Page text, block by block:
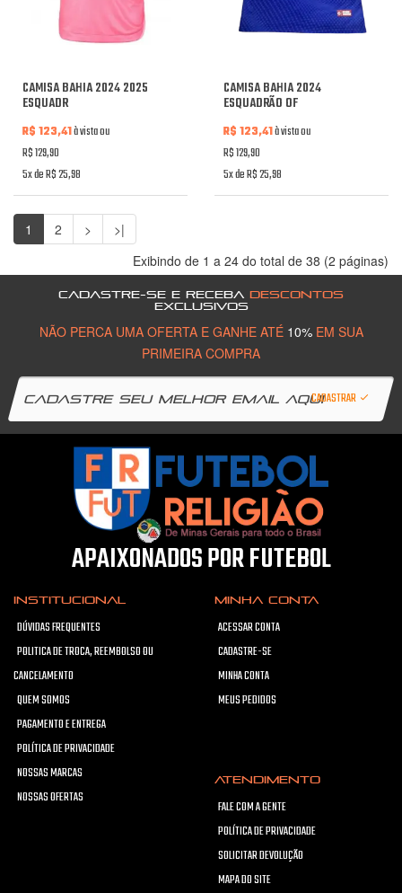
CAMISA BAHIA 2024 2025
ESQUADR
R$ 123,41à vista ou
R$ 129,90
5x de R$ 25,98
CAMISA BAHIA 2024
ESQUADRÃO OF
R$ 123,41à vista ou
R$ 129,90
5x de R$ 25,98
1 2 >
>|
Exibindo de 1 a 24 do total de 38 (2 páginas)
CADASTRE-SE E RECEBA DESCONTOS
EXCLUSIVOS
NÃO PERCA UMA OFERTA E GANHE ATÉ 10%EM SUA
PRIMEIRA COMPRA
CADASTRAR
APAIXONADOS POR FUTEBOL
INSTITUCIONAL
DÚVIDAS FREQUENTES
POLITICA DE TROCA, REEMBOLSO OU
CANCELAMENTO
QUEM SOMOS
PAGAMENTO E ENTREGA
POLÍTICA DE PRIVACIDADE
NOSSAS MARCAS
NOSSAS OFERTAS
MINHA CONTA
ACESSAR CONTA
CADASTRE-SE
MINHA CONTA
MEUS PEDIDOS
ATENDIMENTO
FALE COM A GENTE
POLÍTICA DE PRIVACIDADE
SOLICITAR DEVOLUÇÃO
MAPA DO SITE